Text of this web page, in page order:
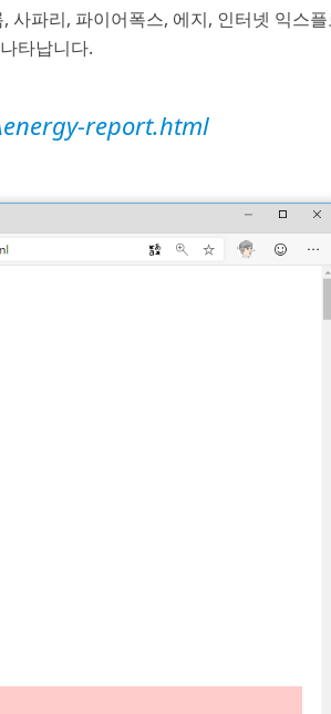
파리, 파이어폭스, 에지, 인터넷 익스
타납니다.
report.html